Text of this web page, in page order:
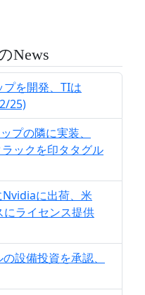
News
を開発、TIは
25)
プの隣に実装、
ックを印タタグル
に出荷、米
にライセンス提供
設備投資を承認、